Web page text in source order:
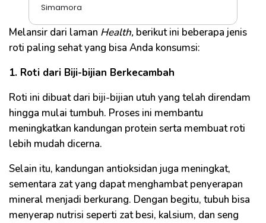
Simamora
Melansir dari laman Health, berikut ini beberapa jenis
roti paling sehat yang bisa Anda konsumsi:
1. Roti dari Biji-bijian Berkecambah
Roti ini dibuat dari biji-bijian utuh yang telah direndam
hingga mulai tumbuh. Proses ini membantu
meningkatkan kandungan protein serta membuat roti
lebih mudah dicerna.
Selain itu, kandungan antioksidan juga meningkat,
sementara zat yang dapat menghambat penyerapan
mineral menjadi berkurang. Dengan begitu, tubuh bisa
menyerap nutrisi seperti zat besi, kalsium, dan seng